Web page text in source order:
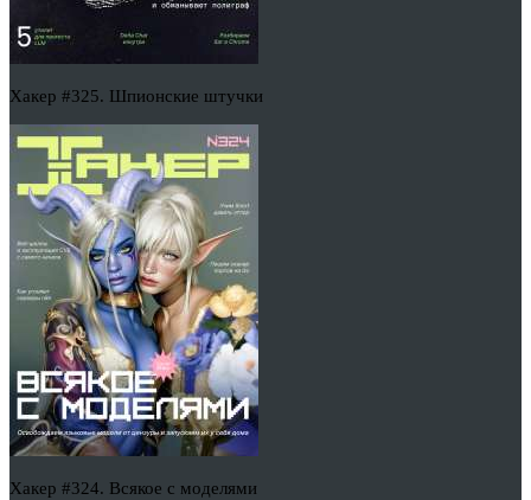
Хакер #325. Шпионские штучки
Хакер #324. Всякое с моделями